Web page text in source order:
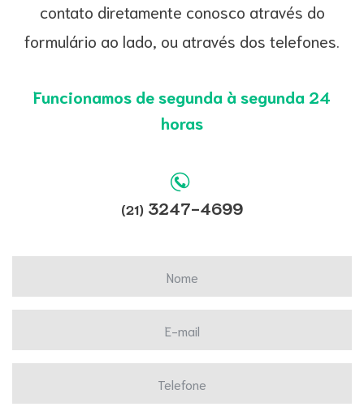
contato diretamente conosco através do
formulário ao lado, ou através dos telefones.
Funcionamos de segunda à segunda 24
horas
(21) 3247-4699
Nome
E-mail
Telefone